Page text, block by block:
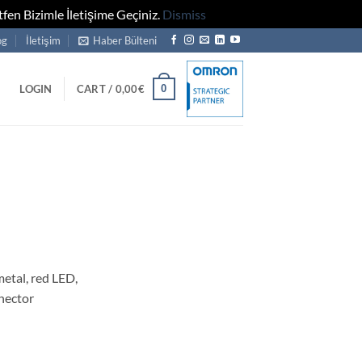
Bizimle İletişime Geçiniz. Dismiss
İletişim Haber Bülteni
LOGIN CART / 0,00€ 0
red LED,